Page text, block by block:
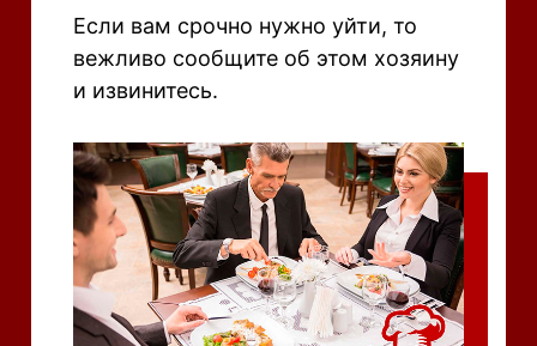
Если вам срочно нужно уйти, то
вежливо сообщите об этом хозяину
и извинитесь.